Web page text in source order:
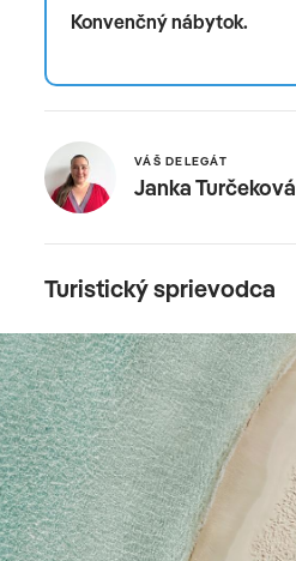
Konvenčný nábytok.
VÁŠ DELEGÁT
Janka Turčeková
Turistický sprievodca